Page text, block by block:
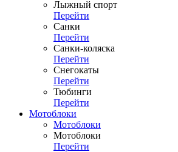
Лыжный спорт
Перейти
Санки
Перейти
Санки-коляска
Перейти
Снегокаты
Перейти
Тюбинги
Перейти
Мотоблоки
Мотоблоки
Мотоблоки
Перейти